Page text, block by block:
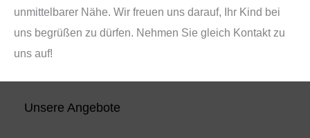
unmittelbarer Nähe. Wir freuen uns darauf, Ihr Kind bei
uns begrüßen zu dürfen. Nehmen Sie gleich Kontakt zu
uns auf!
Unsere Angebote